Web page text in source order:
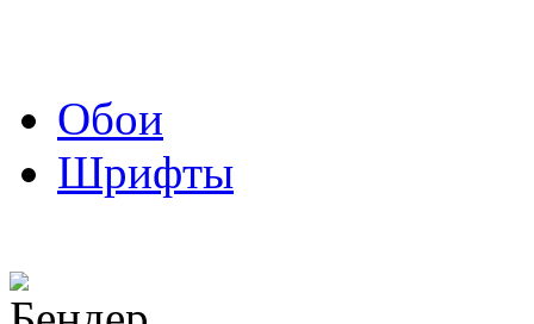
Обои
Шрифты